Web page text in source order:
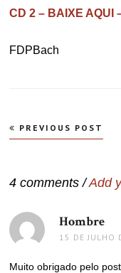
CD 2 – BAIXE AQUI
FDPBach
Navegação
de
PREVIOUS POST
4 comments /Add
Hombre
15 DE JULHO
Muito obrigado pelo